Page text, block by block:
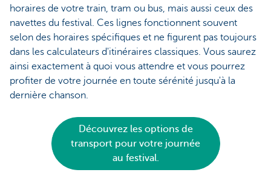
horaires de votre train, tram ou bus, mais aussi ceux des
navettes du festival. Ces lignes fonctionnent souvent
selon des horaires spécifiques et ne figurent pas toujours
dans les calculateurs d'itinéraires classiques. Vous saurez
ainsi exactement à quoi vous attendre et vous pourrez
profiter de votre journée en toute sérénité jusqu'à la
dernière chanson.
Découvrez les options de
transport pour votre journée
au festival.